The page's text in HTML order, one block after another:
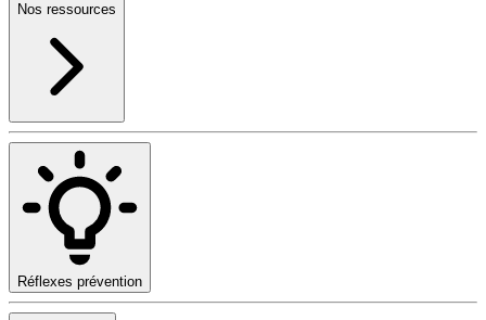
Nos ressources
Réflexes prévention